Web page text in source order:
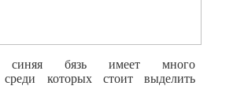
синяя бязь имеет много
среди которых стоит выделить